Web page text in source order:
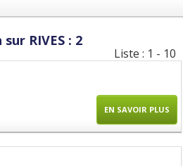
RIVES : 2
Liste : 1 - 10
EN SAVOIR PLUS